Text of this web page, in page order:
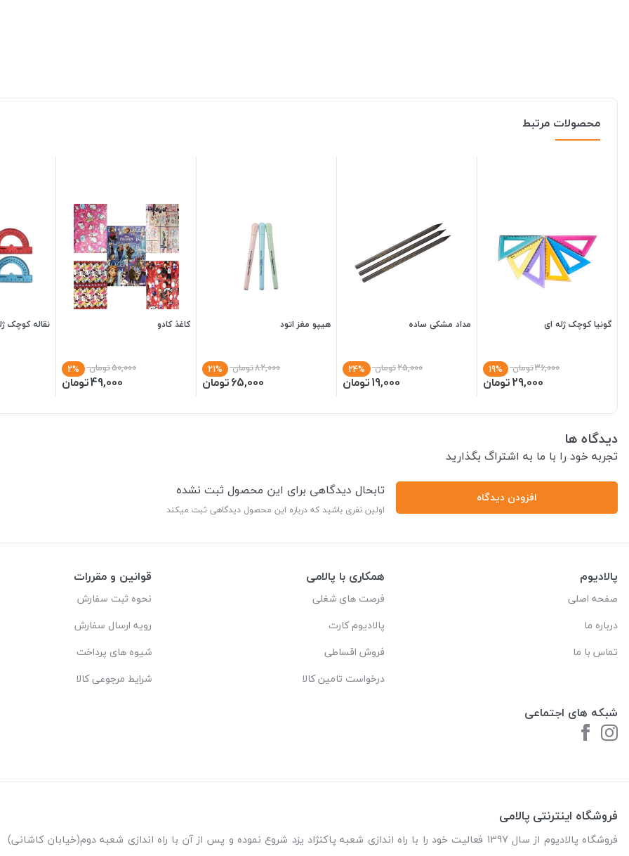
محصولات مرتبط
گونیا کوچک ژله ای
36,000تومان 19%
29,000تومان
مداد مشکی ساده
25,000تومان 24%
19,000تومان
هیپو مغز اتود
82,000تومان 21%
65,000تومان
کاغذ کادو
50,000تومان 2%
49,000تومان
نقاله کوچک
دیدگاه ها
تجربه خود را با ما به اشتراگ بگذارید
افزودن دیدگاه تابحال دیدگاهی برای این محصول ثبت نشده
اولین نفری باشید که درباره این محصول دیدگاهی ثبت میکند
پالادیوم
صفحه اصلی
درباره ما
تماس با ما
شبکه های اجتماعی
همکاری با پالامی
فرصت های شغلی
پالادیوم کارت
فروش اقساطی
درخواست تامین کالا
قوانین و مقررات
نحوه ثبت سفارش
رویه ارسال سفارش
شیوه های پرداخت
شرایط مرجوعی کالا
فروشگاه اینترنتی پالامی
فروشگاه پالادیوم از سال 1397 فعالیت خود را با راه اندازی شعبه پاکنژاد یزد شروع نموده و پس از آن با راه اندازی شعبه دوم(خیابان کاشانی)